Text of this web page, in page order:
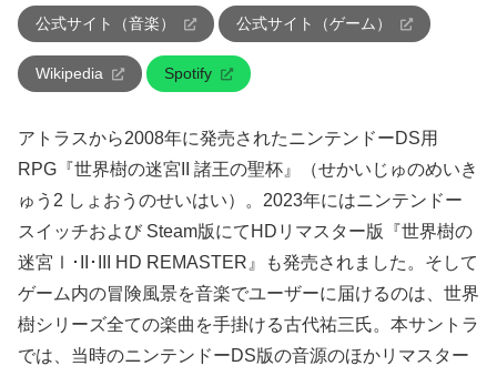
アトラスから2008年に発売されたニンテンドーDS用
RPG『世界樹の迷宮II 諸王の聖杯』（せかいじゅのめいき
ゅう2 しょおうのせいはい）。2023年にはニンテンドー
スイッチおよび Steam版にてHDリマスター版『世界樹の
迷宮Ⅰ･II･III HD REMASTER』も発売されました。そして
ゲーム内の冒険風景を音楽でユーザーに届けるのは、世界
樹シリーズ全ての楽曲を手掛ける古代祐三氏。本サントラ
では、当時のニンテンドーDS版の音源のほかリマスター
公式サイト（音楽） 公式サイト（ゲーム）
Wikipedia Spotify